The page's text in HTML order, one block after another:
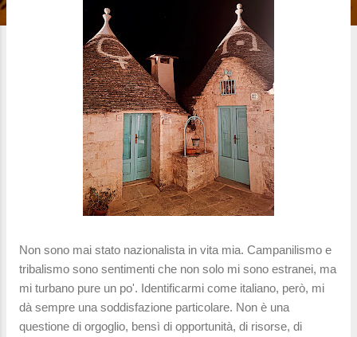
Non sono mai stato nazionalista in vita mia. Campanilismo e
tribalismo sono sentimenti che non solo mi sono estranei, ma
mi turbano pure un po'. Identificarmi come italiano, però, mi
dà sempre una soddisfazione particolare. Non è una
questione di orgoglio, bensì di opportunità, di risorse, di